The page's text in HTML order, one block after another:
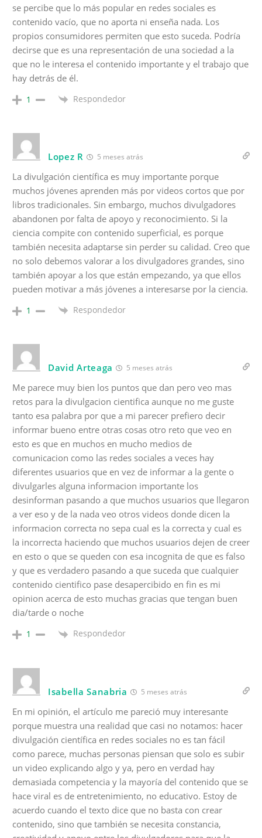
se percibe que lo más popular en redes sociales es
contenido vacío, que no aporta ni enseña nada. Los
propios consumidores permiten que esto suceda. Podría
decirse que es una representación de una sociedad a la
que no le interesa el contenido importante y el trabajo que
hay detrás de él.
1 Respondedor
Lopez R 5 meses atrás
La divulgación científica es muy importante porque
muchos jóvenes aprenden más por videos cortos que por
libros tradicionales. Sin embargo, muchos divulgadores
abandonen por falta de apoyo y reconocimiento. Si la
ciencia compite con contenido superficial, es porque
también necesita adaptarse sin perder su calidad. Creo que
no solo debemos valorar a los divulgadores grandes, sino
también apoyar a los que están empezando, ya que ellos
pueden motivar a más jóvenes a interesarse por la ciencia.
1 Respondedor
David Arteaga 5 meses atrás
Me parece muy bien los puntos que dan pero veo mas
retos para la divulgacion cientifica aunque no me guste
tanto esa palabra por que a mi parecer prefiero decir
informar bueno entre otras cosas otro reto que veo en
esto es que en muchos en mucho medios de
comunicacion como las redes sociales a veces hay
diferentes usuarios que en vez de informar a la gente o
divulgarles alguna informacion importante los
desinforman pasando a que muchos usuarios que llegaron
a ver eso y de la nada veo otros videos donde dicen la
informacion correcta no sepa cual es la correcta y cual es
la incorrecta haciendo que muchos usuarios dejen de creer
en esto o que se queden con esa incognita de que es falso
y que es verdadero pasando a que suceda que cualquier
contenido cientifico pase desapercibido en fin es mi
opinion acerca de esto muchas gracias que tengan buen
dia/tarde o noche
1 Respondedor
Isabella Sanabria 5 meses atrás
En mi opinión, el artículo me pareció muy interesante
porque muestra una realidad que casi no notamos: hacer
divulgación científica en redes sociales no es tan fácil
como parece, muchas personas piensan que solo es subir
un video explicando algo y ya, pero en verdad hay
demasiada competencia y la mayoría del contenido que se
hace viral es de entretenimiento, no educativo. Estoy de
acuerdo cuando el texto dice que no basta con crear
contenido, sino que también se necesita constancia,